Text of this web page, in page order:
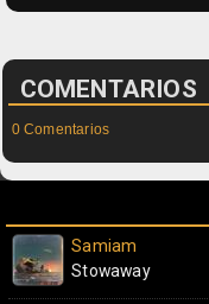
COMENTARIOS
0 Comentarios
Samiam
Stowaway